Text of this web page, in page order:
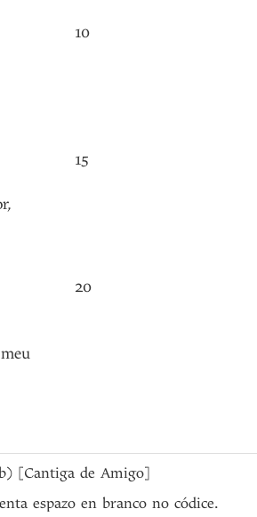
,
meu
10
15
20
[Cantiga de Amigo]
espazo en branco no códice.